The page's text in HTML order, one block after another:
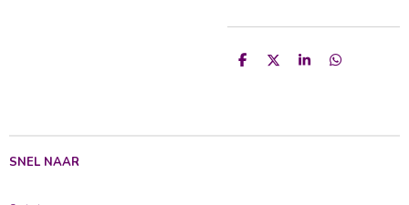
D
D
S
D
SNEL NAAR